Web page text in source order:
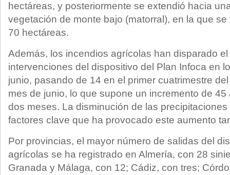
hectáreas, y posteriormente se extendió hacia
vegetación de monte bajo (matorral), en la que
70 hectáreas.
Además, los incendios agrícolas han disparado
intervenciones del dispositivo del Plan Infoca en
junio, pasando de 14 en el primer cuatrimestre
mes de junio, lo que supone un incremento de
dos meses. La disminución de las
factores clave que ha provocado este aumento
Por provincias, el mayor número de salidas del
agrícolas se ha registrado en Almería, con 28
Granada y Málaga, con 12; Cádiz, con tres;